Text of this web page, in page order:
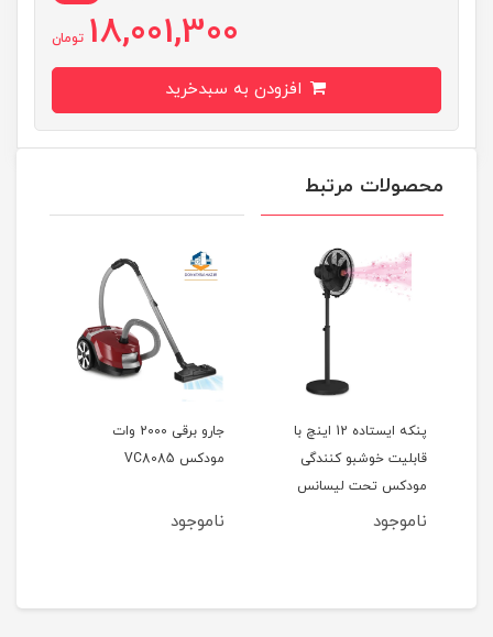
18,001,300 تومان
محصولات مرتبط
پنکه ایستاده 12 اینچ با
قابلیت خوشبو کنندگی
مودکس تحت لیسانس
ناموجود
جارو برقی 2000 وات
مودکس VC8085
ناموجود